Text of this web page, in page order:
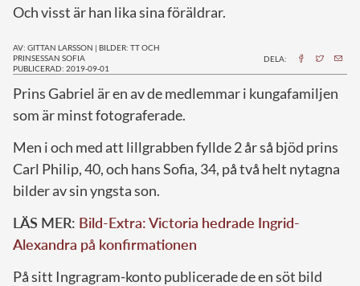
Och visst är han lika sina föräldrar.
AV: GITTAN LARSSON | BILDER: TT OCH
PRINSESSAN SOFIA
PUBLICERAD: 2019-09-01
DELA:
Prins Gabriel är en av de medlemmar i kungafamiljen
som är minst fotograferade.
Men i och med att lillgrabben fyllde 2 år så bjöd prins
Carl Philip, 40, och hans Sofia, 34, på två helt nytagna
bilder av sin yngsta son.
LÄS MER: Bild-Extra: Victoria hedrade Ingrid-
Alexandra på konfirmationen
På sitt Ingragram-konto publicerade de en söt bild